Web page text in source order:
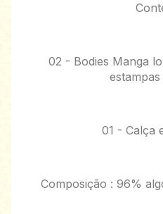
02 - Bodies Manga
01 - Calça
Composição : 96%